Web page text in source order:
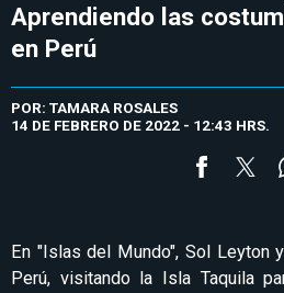
Aprendiendo las
en Perú
POR: TAMARA ROSALES
14 DE FEBRERO DE 2022 - 12:43 HRS.
En "Islas del Mundo", Sol Leyton
Perú, visitando la Isla Taquila